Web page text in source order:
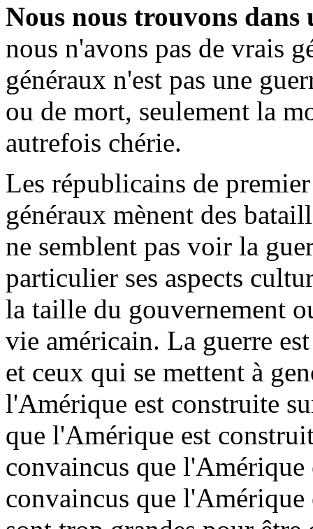
Nous nous trouvons
nous n'avons pas de vrais
généraux n'est pas une
ou de mort, seulement la
autrefois chérie.
Les républicains de
généraux mènent des
ne semblent pas voir la
particulier ses aspects
la taille du gouvernement
vie américain. La guerre
et ceux qui se mettent à
l'Amérique est construite
que l'Amérique est
convaincus que
convaincus que l'Amérique